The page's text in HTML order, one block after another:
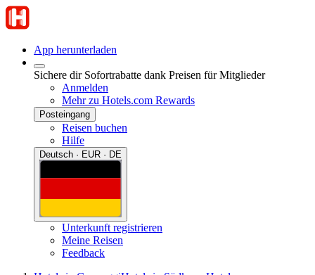
App herunterladen
Sichere dir Sofortrabatte dank Preisen für Mitglieder
Anmelden
Mehr zu Hotels.com Rewards
Posteingang
Reisen buchen
Hilfe
Deutsch · EUR · DE
Unterkunft registrieren
Meine Reisen
Feedback